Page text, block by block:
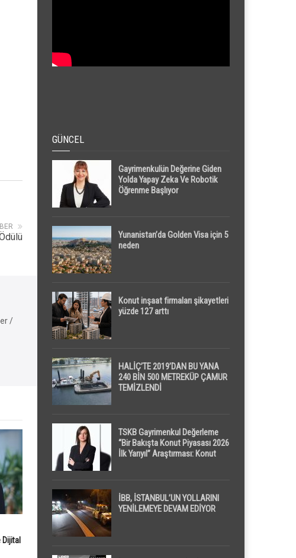
/
Dijital
GÜNCEL
Gayrimenkulün Değerine Giden
Yolda Yapay Zeka Ve Robotik
Öğrenme Başlıyor
Yunanistan’da Golden Visa için 5
neden
Konut inşaat firmaları şikayetleri
yüzde 127 arttı
HALİÇ’TE 2019’DAN BU YANA
240 BİN 500 METREKÜP ÇAMUR
TEMİZLENDİ
TSKB Gayrimenkul Değerleme
“Bir Bakışta Konut Piyasası 2026
İlk Yarıyıl” Araştırması: Konut
Dikkat Çekti
İBB, İSTANBUL’UN YOLLARINI
YENİLEMEYE DEVAM EDİYOR